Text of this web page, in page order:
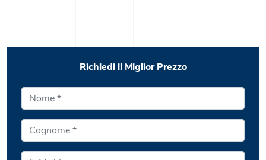
Richiedi il Miglior Prezzo